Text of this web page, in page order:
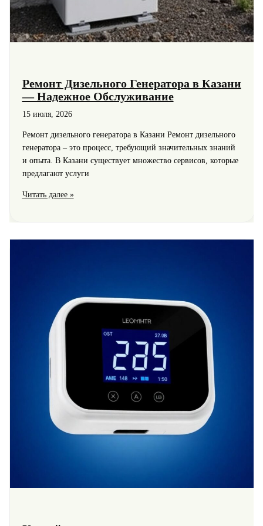
Ремонт Дизельного Генератора в Казани
— Надежное Обслуживание
15 июля, 2026
Ремонт дизельного генератора в Казани Ремонт дизельного
генератора – это процесс, требующий значительных знаний
и опыта. В Казани существует множество сервисов, которые
предлагают услуги
Ремонт
Читать далее »